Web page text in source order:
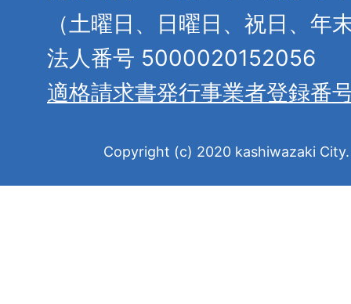
（土曜日、日曜日、祝日、年
法人番号 5000020152056
適格請求書発行事業者登録番
Copyright (c) 2020 kashiwazaki